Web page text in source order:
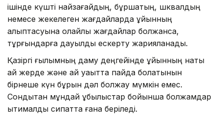
ішінде күшті найзағайдың, бұршақтың, шквалдың
немесе жекелеген жағдайларда құйынның
қалыптасуына қолайлы жағдайлар болжанса,
тұрғындарға дауылды ескерту жарияланады.
Қазіргі ғылымның даму деңгейінде құйынның нақты
қай жерде және қай уақытта пайда болатынын
бірнеше күн бұрын дәл болжау мүмкін емес.
Сондықтан мұндай құбылыстар бойынша болжамдар
ықтималдық сипатта ғана беріледі.